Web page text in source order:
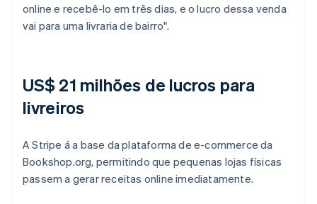
online e recebê-lo em três dias, e o lucro dessa venda
vai para uma livraria de bairro".
US$ 21 milhões de lucros para
livreiros
A Stripe á a base da plataforma de e-commerce da
Bookshop.org, permitindo que pequenas lojas físicas
passem a gerar receitas online imediatamente.